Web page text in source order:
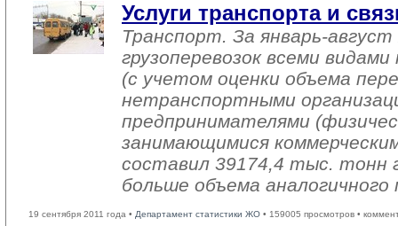
Услуги транспорта и
Транспорт. За январь-
грузоперевозок всеми
(с учетом оценки объема
нетранспортными
предпринимателями
занимающимися
составил 39174,4 тыс. тонн
больше объема аналогичного
19 сентября 2011 года • Департамент статистики ЖО • 159005 просмотров •